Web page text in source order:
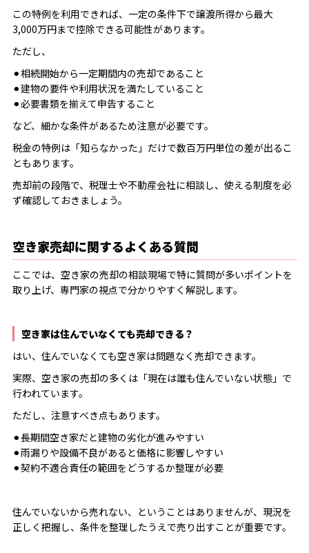
この特例を利用できれば、一定の条件下で譲渡所得から最大
3,000万円まで控除できる可能性があります。
ただし、
⚫︎相続開始から一定期間内の売却であること
⚫︎建物の要件や利用状況を満たしていること
⚫︎必要書類を揃えて申告すること
など、細かな条件があるため注意が必要です。
税金の特例は「知らなかった」だけで数百万円単位の差が出るこ
ともあります。
売却前の段階で、税理士や不動産会社に相談し、使える制度を必
ず確認しておきましょう。
空き家売却に関するよくある質問
ここでは、空き家の売却の相談現場で特に質問が多いポイントを
取り上げ、専門家の視点で分かりやすく解説します。
空き家は住んでいなくても売却できる？
はい、住んでいなくても空き家は問題なく売却できます。
実際、空き家の売却の多くは「現在は誰も住んでいない状態」で
行われています。
ただし、注意すべき点もあります。
⚫︎長期間空き家だと建物の劣化が進みやすい
⚫︎雨漏りや設備不良があると価格に影響しやすい
⚫︎契約不適合責任の範囲をどうするか整理が必要
住んでいないから売れない、ということはありませんが、現況を
正しく把握し、条件を整理したうえで売り出すことが重要です。